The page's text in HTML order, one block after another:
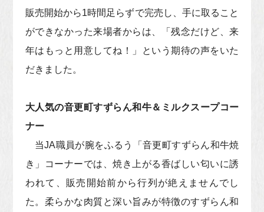
販売開始から1時間足らずで完売し、手に取ること
ができなかった来場者からは、「残念だけど、来
年はもっと用意してね！」という期待の声をいた
だきました。
大人気の音更町すずらん和牛＆ミルクスープコー
ナー
当JA職員が腕をふるう「音更町すずらん和牛焼
き」コーナーでは、焼き上がる香ばしい匂いに誘
われて、販売開始前から行列が絶えませんでし
た。柔らかな肉質と深い旨みが特徴のすずらん和